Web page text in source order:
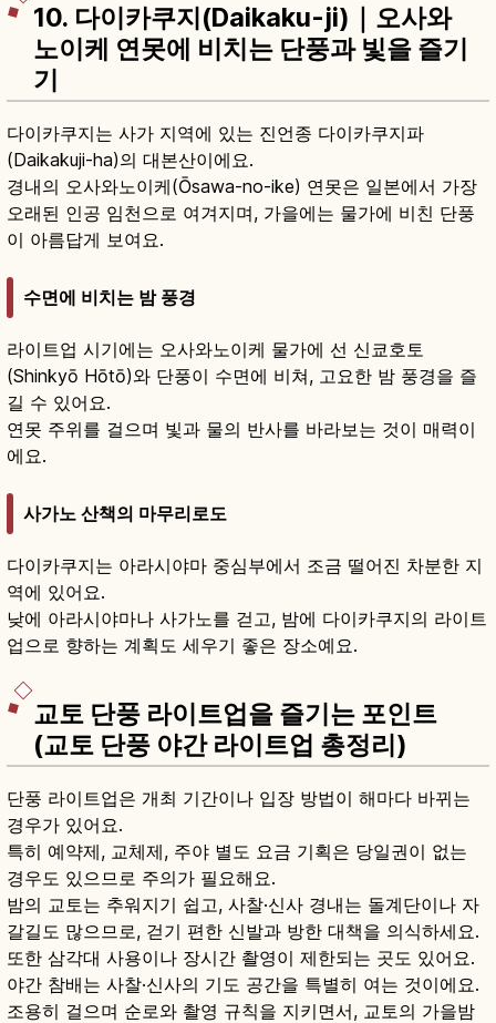
10. 다이카쿠지(Daikaku-ji)｜오사와
노이케 연못에 비치는 단풍과 빛을 즐기
기
다이카쿠지는 사가 지역에 있는 진언종 다이카쿠지파
(Daikakuji-ha)의 대본산이에요.
경내의 오사와노이케(Ōsawa-no-ike) 연못은 일본에서 가장
오래된 인공 임천으로 여겨지며, 가을에는 물가에 비친 단풍
이 아름답게 보여요.
수면에 비치는 밤 풍경
라이트업 시기에는 오사와노이케 물가에 선 신쿄호토
(Shinkyō Hōtō)와 단풍이 수면에 비쳐, 고요한 밤 풍경을 즐
길 수 있어요.
연못 주위를 걸으며 빛과 물의 반사를 바라보는 것이 매력이
에요.
사가노 산책의 마무리로도
다이카쿠지는 아라시야마 중심부에서 조금 떨어진 차분한 지
역에 있어요.
낮에 아라시야마나 사가노를 걷고, 밤에 다이카쿠지의 라이트
업으로 향하는 계획도 세우기 좋은 장소예요.
교토 단풍 라이트업을 즐기는 포인트
(교토 단풍 야간 라이트업 총정리)
단풍 라이트업은 개최 기간이나 입장 방법이 해마다 바뀌는
경우가 있어요.
특히 예약제, 교체제, 주야 별도 요금 기획은 당일권이 없는
경우도 있으므로 주의가 필요해요.
밤의 교토는 추워지기 쉽고, 사찰·신사 경내는 돌계단이나 자
갈길도 많으므로, 걷기 편한 신발과 방한 대책을 의식하세요.
또한 삼각대 사용이나 장시간 촬영이 제한되는 곳도 있어요.
야간 참배는 사찰·신사의 기도 공간을 특별히 여는 것이에요.
조용히 걸으며 순로와 촬영 규칙을 지키면서, 교토의 가을밤